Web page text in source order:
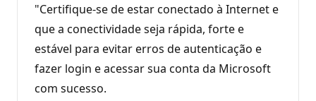
"Certifique-se de estar conectado à Internet e
que a conectividade seja rápida, forte e
estável para evitar erros de autenticação e
fazer login e acessar sua conta da Microsoft
com sucesso.